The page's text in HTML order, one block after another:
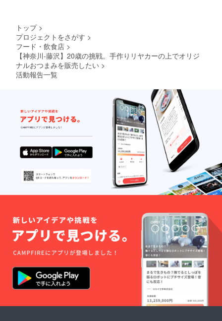
イズは
能性が
ありま
す。 ・
万が一
不適切
な画
像、リ
ンク等
がござ
いまし
たら、
ご登録
のメー
ルアド
さしあ
げま
す。 ・
掲載期
間はお
申し出
のない
場合、
HP存続
の限り
続けま
載期間
はお申
存続の
限り掲
載し続
けま
す。
トップ >
プロジェクトをさがす >
フード・飲食店 >
【神奈川-藤沢】20歳の挑戦。手作りリヤカーの上でオリジ
ナルおつまみを販売したい >
活動報告一覧